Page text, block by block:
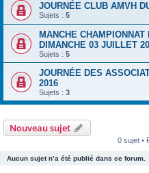
JOURNÉE CLUB AMVH
Sujets : 5
MANCHE
DIMANCHE 03 JUILLET
Sujets : 5
JOURNÉE DES
2016
Sujets : 3
Nouveau sujet
0 sujet •
Aucun sujet n’a été publié dans ce forum.